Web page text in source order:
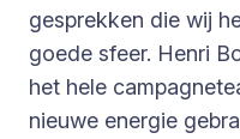
gesprekken die wij
goede sfeer. Henri
het hele
nieuwe energie